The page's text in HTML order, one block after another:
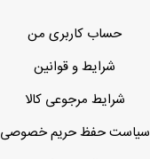
حساب کاربری من
شرایط و قوانین
شرایط مرجوعی کالا
سیاست حفظ حریم خصوصی